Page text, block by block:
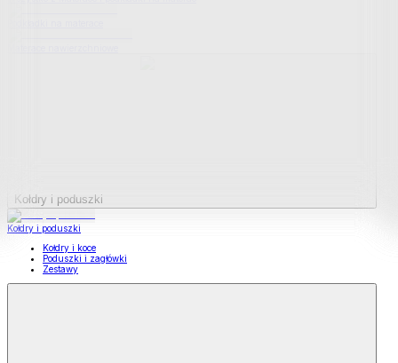
Kołdry i poduszki
Kołdry i poduszki
Kołdry i koce
Poduszki i zagłówki
Zestawy